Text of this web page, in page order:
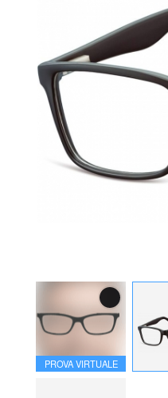
PROVA VIRTUALE